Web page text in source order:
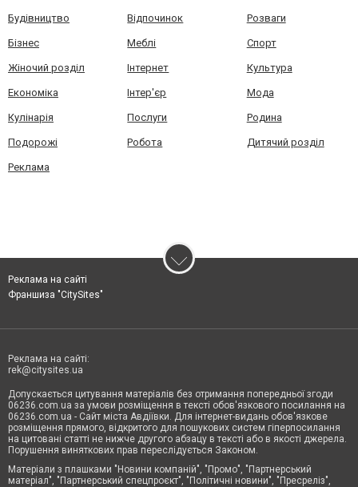
Будівництво Відпочинок Розваги
Бізнес Меблі Спорт
Жіночий розділ Інтернет Культура
Економіка Інтер'єр Мода
Кулінарія Послуги Родина
Подорожі Робота Дитячий розділ
Реклама
Реклама на сайті
Франшиза "CitySites"
Реклама на сайті:
rek@citysites.ua
Допускається цитування матеріалів без отримання попередньої згоди
06236.com.ua за умови розміщення в тексті обов'язкового посилання на
06236.com.ua - Сайт міста Авдіївки. Для інтернет-видань обов'язкове
розміщення прямого, відкритого для пошукових систем гіперпосилання
на цитовані статті не нижче другого абзацу в тексті або в якості джерела.
Порушення виняткових прав переслідується Законом.
Матеріали з плашками "Новини компаній", "Промо", "Партнерський
матеріал", "Партнерський спецпроєкт", "Політичні новини", "Пресреліз",